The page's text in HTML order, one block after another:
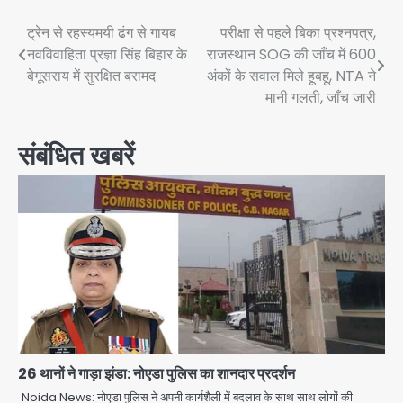
Post
navigation
ट्रेन से रहस्यमयी ढंग से गायब
नवविवाहिता प्रज्ञा सिंह बिहार के
बेगूसराय में सुरक्षित बरामद
परीक्षा से पहले बिका प्रश्नपत्र,
राजस्थान SOG की जाँच में 600
अंकों के सवाल मिले हूबहू, NTA ने
मानी गलती, जाँच जारी
संबंधित खबरें
26 थानों ने गाड़ा झंडा: नोएडा पुलिस का शानदार प्रदर्शन
Noida News: नोएडा पुलिस ने अपनी कार्यशैली में बदलाव के साथ साथ लोगों की